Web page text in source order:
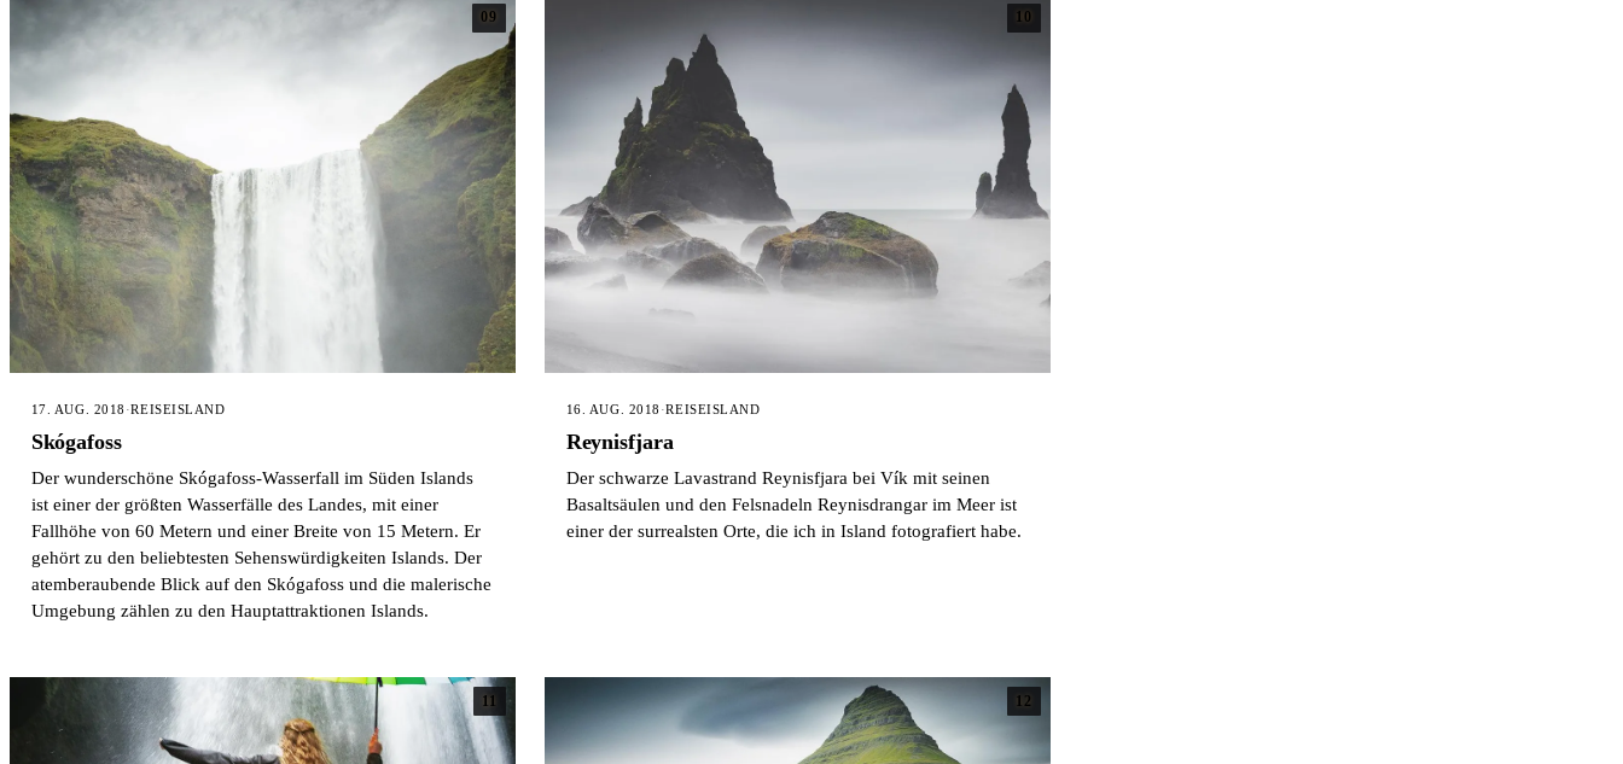
09
17. AUG. 2018 ·REISEISLAND
Skógafoss
Der wunderschöne Skógafoss-Wasserfall im Süden Islands
ist einer der größten Wasserfälle des Landes, mit einer
Fallhöhe von 60 Metern und einer Breite von 15 Metern. Er
gehört zu den beliebtesten Sehenswürdigkeiten Islands. Der
atemberaubende Blick auf den Skógafoss und die malerische
Umgebung zählen zu den Hauptattraktionen Islands.
10
16. AUG. 2018 ·REISEISLAND
Reynisfjara
Der schwarze Lavastrand Reynisfjara bei Vík mit seinen
Basaltsäulen und den Felsnadeln Reynisdrangar im Meer ist
einer der surrealsten Orte, die ich in Island fotografiert habe.
11 12